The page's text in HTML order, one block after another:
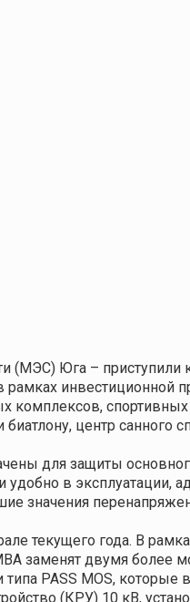
Юга – приступили
инвестиционной
комплексов,
центр санного
для защиты
в эксплуатации,
значения
текущего года. В
заменят двумя
PASS MOS,
(КРУ) 10 кВ,